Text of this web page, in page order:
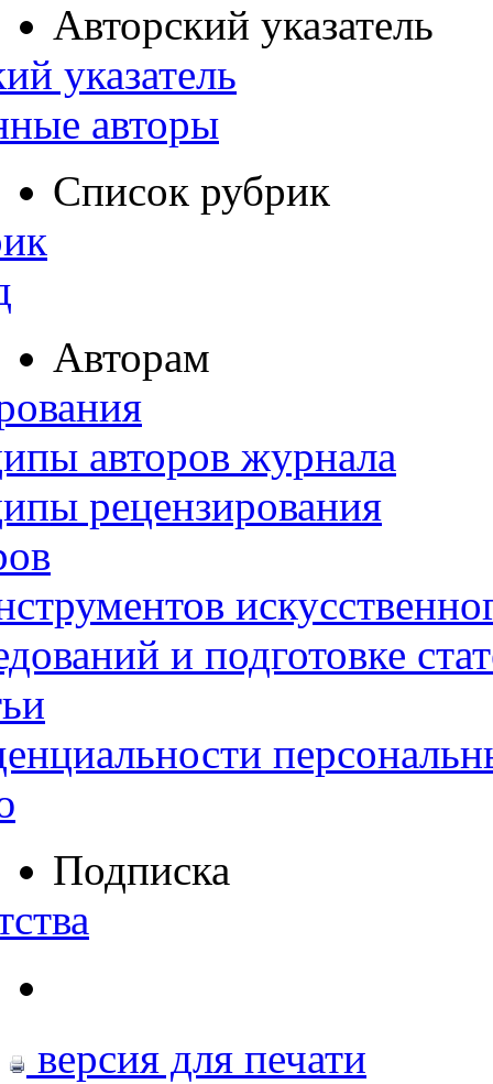
Авторский указатель
указатель
авторы
Список рубрик
Авторам
авторов журнала
рецензирования
и подготовке
Подписка
версия для печати